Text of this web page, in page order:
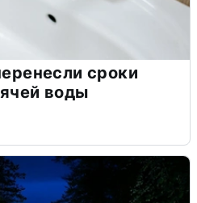
сроки
воды